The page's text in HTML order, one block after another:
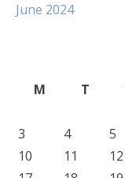
June 2024
M
T
3
4 5
10
11 12